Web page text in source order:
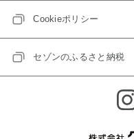
Cookieポリシー
セゾンのふるさと納税